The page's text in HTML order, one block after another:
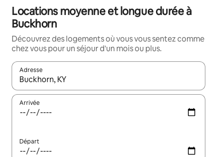
Locations moyenne et longue durée à
Buckhorn
Découvrez des logements où vous vous sentez comme
chez vous pour un séjour d'un mois ou plus.
Adresse
Lorsque les résultats s'affichent, utilisez les flèches vers le
Arrivée
Départ